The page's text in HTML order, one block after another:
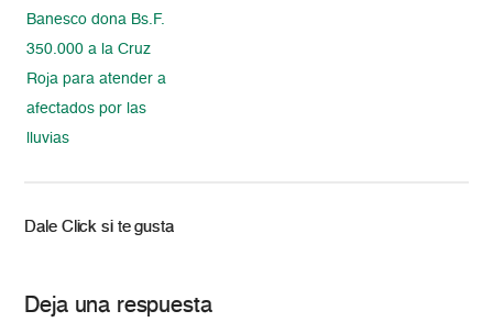
Banesco dona Bs.F.
350.000 a la Cruz
Roja para atender a
afectados por las
lluvias
Dale Click si te gusta
Deja una respuesta